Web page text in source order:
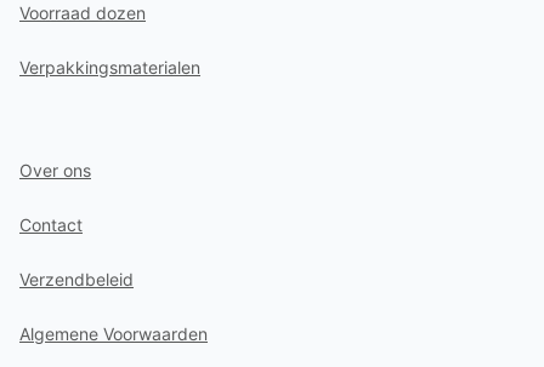
Voorraad dozen
Verpakkingsmaterialen
Over ons
Contact
Verzendbeleid
Algemene Voorwaarden